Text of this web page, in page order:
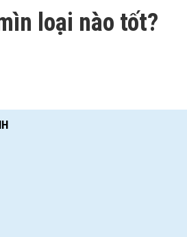
loại nào tốt?